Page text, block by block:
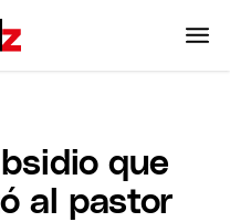
que
al pastor